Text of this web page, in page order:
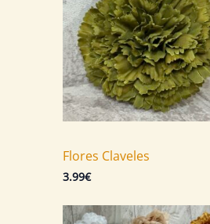
Flores Claveles
3.99€